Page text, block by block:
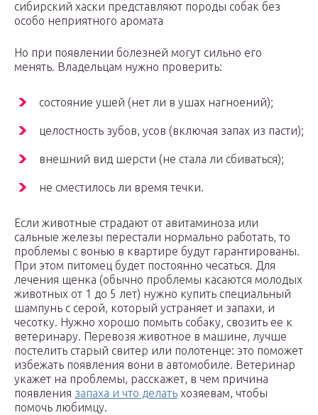
сибирский хаски представляют породы собак без
особо неприятного аромата
Но при появлении болезней могут сильно его
менять. Владельцам нужно проверить:
состояние ушей (нет ли в ушах нагноений);
целостность зубов, усов (включая запах из пасти);
внешний вид шерсти (не стала ли сбиваться);
не сместилось ли время течки.
Если животные страдают от авитаминоза или
сальные железы перестали нормально работать, то
проблемы с вонью в квартире будут гарантированы.
При этом питомец будет постоянно чесаться. Для
лечения щенка (обычно проблемы касаются молодых
животных от 1 до 5 лет) нужно купить специальный
шампунь с серой, который устраняет и запахи, и
чесотку. Нужно хорошо помыть собаку, свозить ее к
ветеринару. Перевозя животное в машине, лучше
постелить старый свитер или полотенце: это поможет
избежать появления вони в автомобиле. Ветеринар
укажет на проблемы, расскажет, в чем причина
появления запаха и что делать хозяевам, чтобы
помочь любимцу.